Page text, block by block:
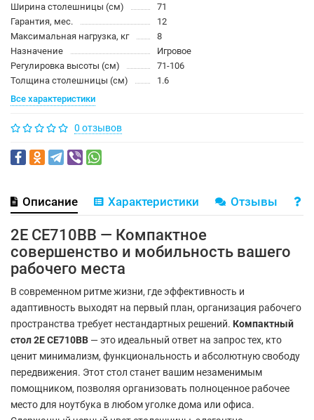
Ширина столешницы (см)
71
Гарантия, мес.
12
Максимальная нагрузка, кг
8
Назначение
Игровое
Регулировка высоты (см)
71-106
Толщина столешницы (см)
1.6
Все характеристики
0 отзывов
Описание Характеристики Отзывы
2E CE710BB — Компактное
совершенство и мобильность вашего
рабочего места
В современном ритме жизни, где эффективность и
адаптивность выходят на первый план, организация рабочего
пространства требует нестандартных решений. Компактный
стол 2E CE710BB — это идеальный ответ на запрос тех, кто
ценит минимализм, функциональность и абсолютную свободу
передвижения. Этот стол станет вашим незаменимым
помощником, позволяя организовать полноценное рабочее
место для ноутбука в любом уголке дома или офиса.